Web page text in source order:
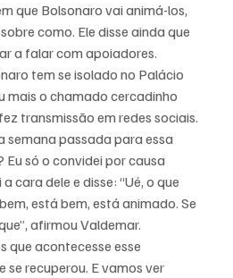
que Bolsonaro vai animá-los,
como. Ele disse ainda que
a falar com apoiadores.
tem se isolado no Palácio
mais o chamado cercadinho
transmissão em redes sociais.
semana passada para essa
Eu só o convidei por causa
cara dele e disse: “Ué, o que
está bem, está animado. Se
afirmou Valdemar.
que acontecesse esse
se recuperou. E vamos ver